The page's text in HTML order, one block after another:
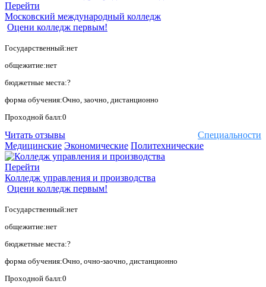
Перейти
Московский международный колледж
Оцени колледж первым!
Государственный:нет
общежитие:нет
бюджетные места:?
форма обучения:Очно, заочно, дистанционно
Проходной балл:0
Специальности
Читать отзывы
Медицинские Экономические Политехнические
Перейти
Колледж управления и производства
Оцени колледж первым!
Государственный:нет
общежитие:нет
бюджетные места:?
форма обучения:Очно, очно-заочно, дистанционно
Проходной балл:0